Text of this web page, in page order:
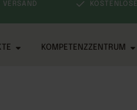
VERSAND
KOMPETENZZENTRUM